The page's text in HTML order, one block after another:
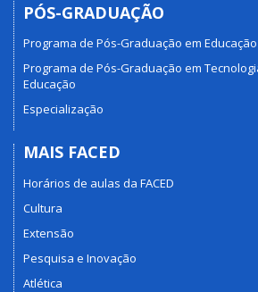
PÓS-GRADUAÇÃO
Programa de Pós-Graduação em Educação
Programa de Pós-Graduação em
Educação
Especialização
MAIS FACED
Horários de aulas da FACED
Cultura
Extensão
Pesquisa e Inovação
Atlética